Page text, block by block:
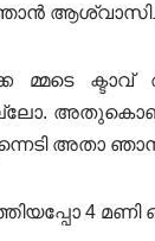
മ്മടെ ക്ടാവ്
അതാ
4 മണി